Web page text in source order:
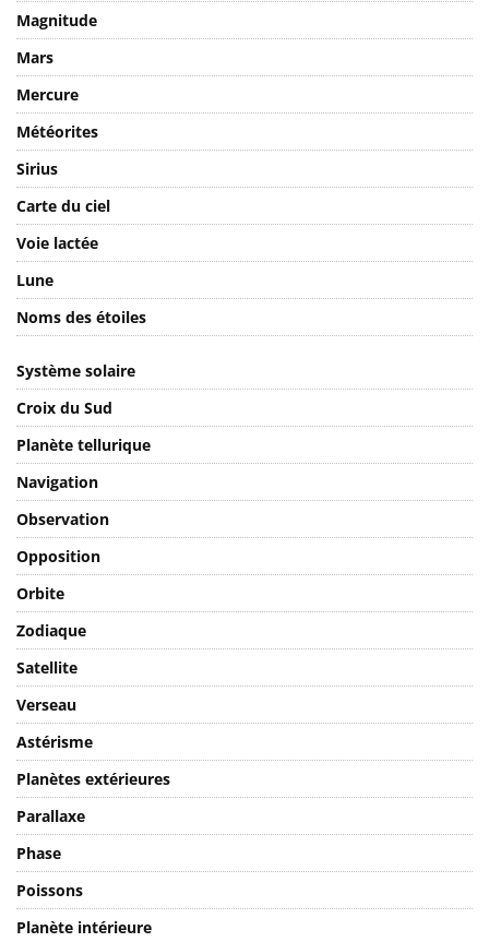
Magnitude
Mars
Mercure
Météorites
Sirius
Carte du ciel
Voie lactée
Lune
Noms des étoiles
Système solaire
Croix du Sud
Planète tellurique
Navigation
Observation
Opposition
Orbite
Zodiaque
Satellite
Verseau
Astérisme
Planètes extérieures
Parallaxe
Phase
Poissons
Planète intérieure